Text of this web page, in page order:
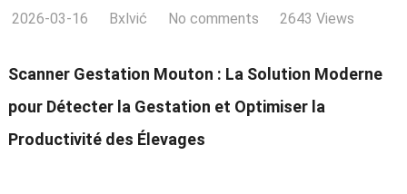
2026-03-16 Bxlvić No comments 2643 Views
Scanner Gestation Mouton : La Solution Moderne
pour Détecter la Gestation et Optimiser la
Productivité des Élevages